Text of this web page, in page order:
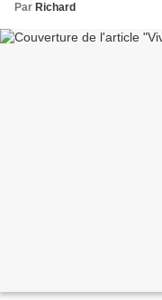
Par Richard